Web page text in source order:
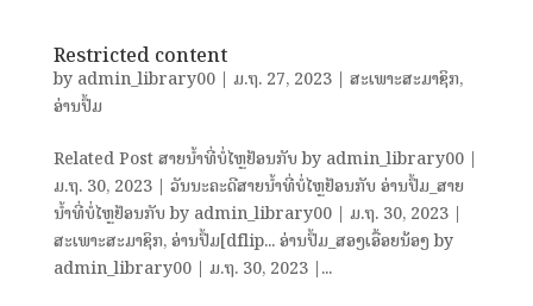
Restricted content
by admin_library00| ມ.ຖ. 27, 2023| ສະເພາະສະມາຊິກ,
ອ່ານປຶ້ມ
Related Post ສາຍນ້ຳທີ່ບໍ່ໄຫຼຢ້ອນກັບ by admin_library00 |
ມ.ຖ. 30, 2023 | ວັນນະຄະດີສາຍນ້ຳທີ່ບໍ່ໄຫຼຢ້ອນກັບ ອ່ານປຶ້ມ_ສາຍ
ນ້ຳທີ່ບໍ່ໄຫຼຢ້ອນກັບ by admin_library00 | ມ.ຖ. 30, 2023 |
ສະເພາະສະມາຊິກ, ອ່ານປຶ້ມ[dflip... ອ່ານປຶ້ມ_ສອງເອື້ອຍນ້ອງ by
admin_library00 | ມ.ຖ. 30, 2023 |...